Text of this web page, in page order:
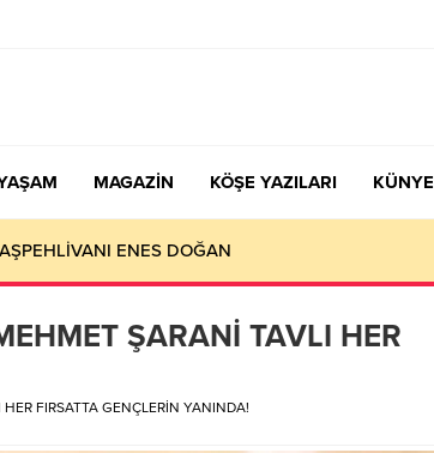
MAGAZİN KÖŞE YAZILARI KÜNYE
ENES DOĞAN
ŞARANİ TAVLI HER
FIRSATTA GENÇLERİN YANINDA!